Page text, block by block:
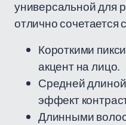
универсальной для
отлично сочетается
Короткими
акцент на лицо.
Средней
эффект
Длинными